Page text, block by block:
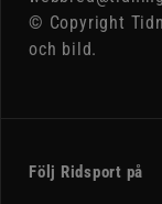
© Copyright
och bild.
Följ Ridsport på